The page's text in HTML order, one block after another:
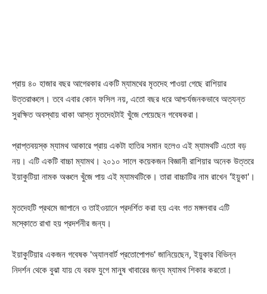
প্রায় ৪০ হাজার বছর আগেরকার একটি ম্যামথের মৃতদেহ পাওয়া গেছে রাশিয়ার
উত্তরাঞ্চলে। তবে এবার কোন ফসিল নয়, এতো বছর ধরে আশ্চর্যজনকভাবে অত্যন্ত
সুরক্ষিত অবস্থায় থাকা আস্ত মৃতদেহটাই খুঁজে পেয়েছেন গবেষকরা।
প্রাপ্তবয়স্ক ম্যামথ আকারে প্রায় একটা হাতির সমান হলেও এই ম্যামথটি এতো বড়
নয়। এটি একটি বাচ্চা ম্যামথ। ২০১০ সালে কয়েকজন বিজ্ঞানী রাশিয়ার অনেক উত্তরে
ইয়াকুটিয়া নামক অঞ্চলে খুঁজে পায় এই ম্যামথটিকে। তারা বাচ্চাটির নাম রাখেন 'ইয়ুকা'।
মৃতদেহটি প্রথমে জাপানে ও তাইওয়ানে প্রদর্শিত করা হয় এবং গত মঙ্গলবার এটি
মস্কোতে রাখা হয় প্রদর্শনীর জন্য।
ইয়াকুটিয়ার একজন গবেষক 'অ্যালবার্ট প্রতোপোপভ' জানিয়েছেন, ইয়ুকার বিভিন্ন
নিদর্শন থেকে বুঝা যায় যে বরফ যুগে মানুষ খাবারের জন্য ম্যামথ শিকার করতো।